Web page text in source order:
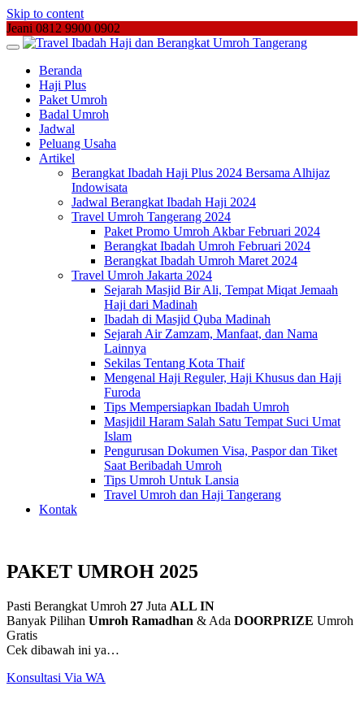
Skip to content
Jeani 0812 9900 0902
Beranda
Haji Plus
Paket Umroh
Badal Umroh
Jadwal
Peluang Usaha
Artikel
Berangkat Ibadah Haji Plus 2024 Bersama Alhijaz
Indowisata
Jadwal Berangkat Ibadah Haji 2024
Travel Umroh Tangerang 2024
Paket Promo Umroh Akbar Februari 2024
Berangkat Ibadah Umroh Februari 2024
Berangkat Ibadah Umroh Maret 2024
Travel Umroh Jakarta 2024
Sejarah Masjid Bir Ali, Tempat Miqat Jemaah
Haji dari Madinah
Ibadah di Masjid Quba Madinah
Sejarah Air Zamzam, Manfaat, dan Nama
Lainnya
Sekilas Tentang Kota Thaif
Mengenal Haji Reguler, Haji Khusus dan Haji
Furoda
Tips Mempersiapkan Ibadah Umroh
Masjidil Haram Salah Satu Tempat Suci Umat
Islam
Pengurusan Dokumen Visa, Paspor dan Tiket
Saat Beribadah Umroh
Tips Umroh Untuk Lansia
Travel Umroh dan Haji Tangerang
Kontak
PAKET UMROH 2025
Pasti Berangkat Umroh 27 Juta ALL IN
Banyak Pilihan Umroh Ramadhan & Ada DOORPRIZE Umroh
Gratis
Cek dibawah ini ya…
Konsultasi Via WA